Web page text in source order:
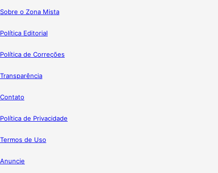
Sobre o Zona Mista
Política Editorial
Política de Correções
Transparência
Contato
Política de Privacidade
Termos de Uso
Anuncie